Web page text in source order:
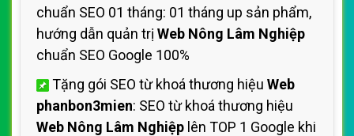
chuẩn SEO 01 tháng: 01 tháng up sản phẩm,
hướng dẫn quản trị Web Nông Lâm Nghiệp
chuẩn SEO Google 100%
Tặng gói SEO từ khoá thương hiệu Web
phanbon3mien: SEO từ khoá thương hiệu
Web Nông Lâm Nghiệp lên TOP 1 Google khi